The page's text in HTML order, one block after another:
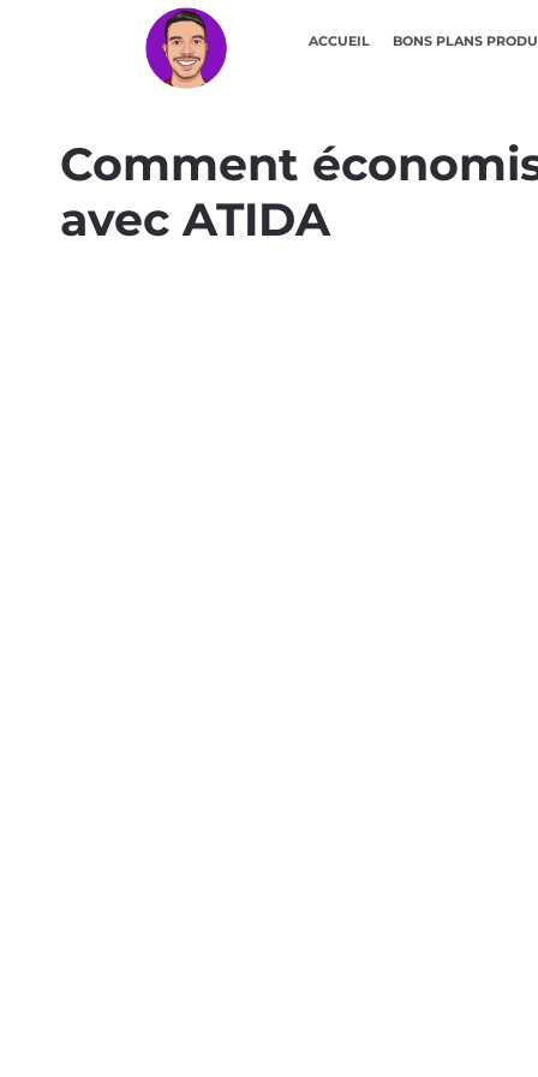
ACCUEIL BONS PLANS
Comment
avec ATIDA